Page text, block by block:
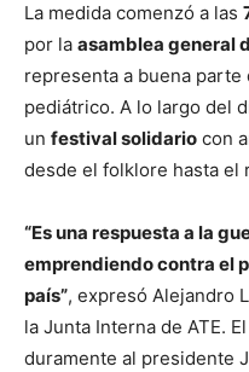
La medida comenzó a las
por la asamblea general
representa a buena
pediátrico. A lo largo del
un festival solidario con
desde el folklore hasta el
“Es una respuesta a la
emprendiendo contra el
país”, expresó Alejandro
la Junta Interna de ATE.
duramente al presidente